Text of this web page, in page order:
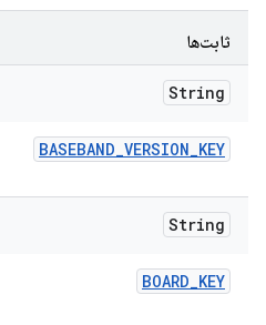
ثابت‌ها
String
BASEBAND_VERSION_KEY
String
BOARD_KEY